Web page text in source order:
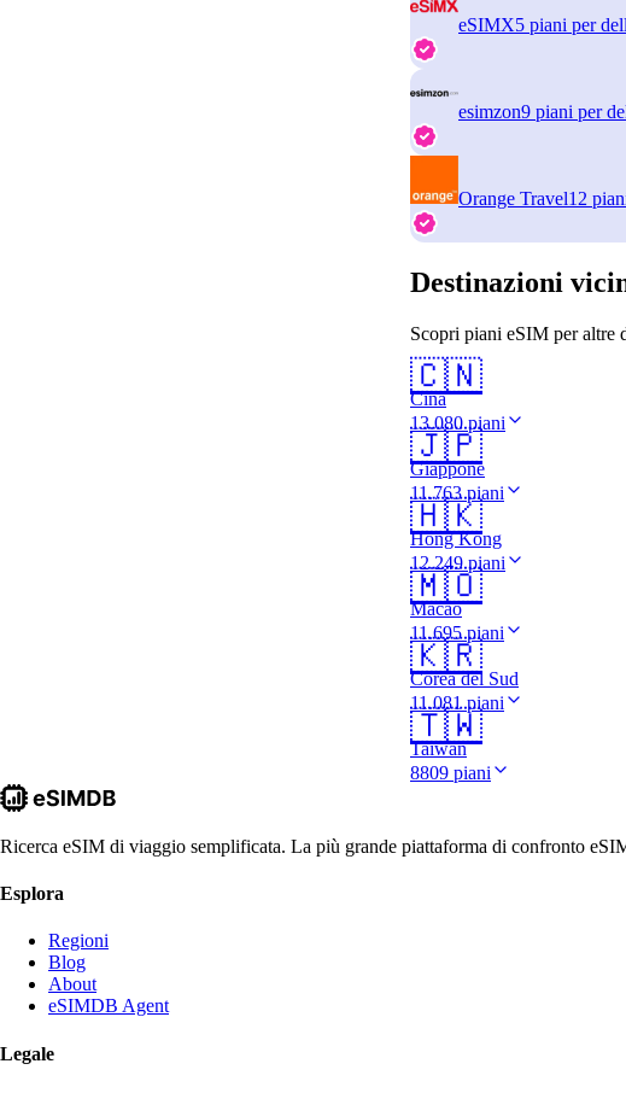
eSIMX5 piani per
esimzon9 piani per
Orange Travel12
Destinazioni
Scopri piani eSIM per altre
🇨🇳
Cina
13.080 piani
🇯🇵
Giappone
11.763 piani
🇭🇰
Hong Kong
12.249 piani
🇲🇴
Macao
11.695 piani
🇰🇷
Corea del Sud
11.081 piani
🇹🇼
Taiwan
8809 piani
Ricerca eSIM di viaggio semplificata. La più grande piattaforma di confronto
Esplora
Regioni
Blog
About
eSIMDB Agent
Legale